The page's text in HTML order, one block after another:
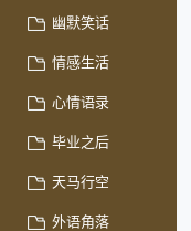
幽默笑话
情感生活
心情语录
毕业之后
天马行空
外语角落